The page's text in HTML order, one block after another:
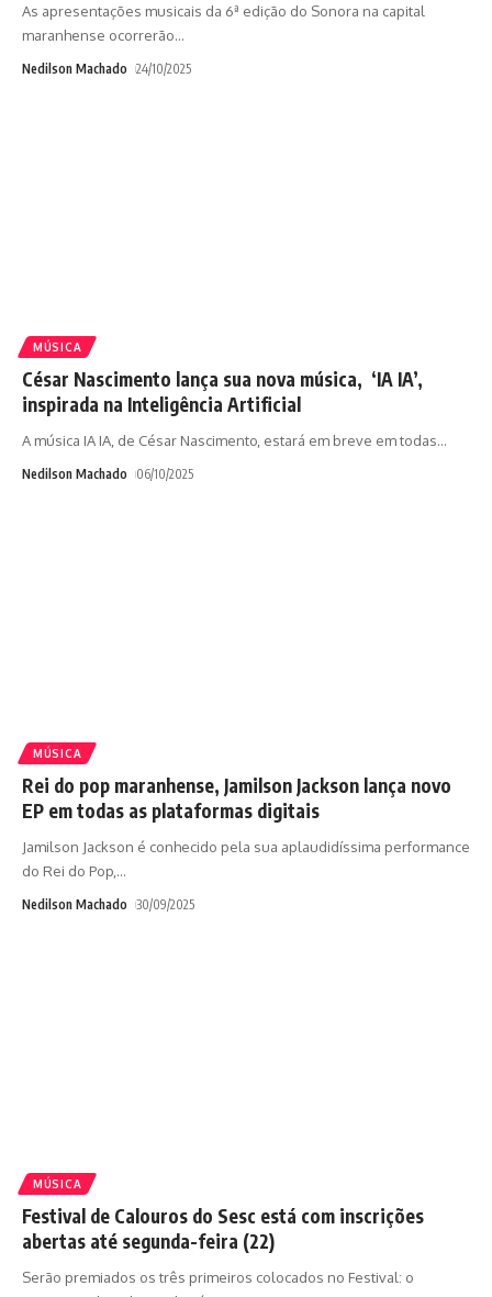
As apresentações musicais da 6ª edição do Sonora na capital
maranhense ocorrerão…
Nedilson Machado 24/10/2025
MÚSICA
César Nascimento lança sua nova música, ‘IA IA’,
inspirada na Inteligência Artificial
A música IA IA, de César Nascimento, estará em breve em todas…
Nedilson Machado 06/10/2025
MÚSICA
Rei do pop maranhense, Jamilson Jackson lança novo
EP em todas as plataformas digitais
Jamilson Jackson é conhecido pela sua aplaudidíssima performance
do Rei do Pop, …
Nedilson Machado 30/09/2025
MÚSICA
Festival de Calouros do Sesc está com inscrições
abertas até segunda-feira (22)
Serão premiados os três primeiros colocados no Festival: o